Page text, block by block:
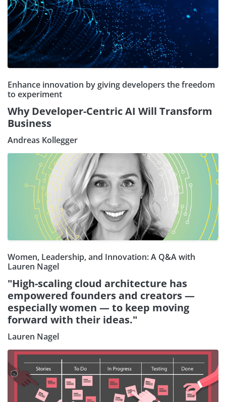
Enhance innovation by giving developers the freedom
to experiment
Why Developer-Centric AI Will Transform
Business
Andreas Kollegger
Women, Leadership, and Innovation: A Q&A with
Lauren Nagel
"High-scaling cloud architecture has
empowered founders and creators —
especially women — to keep moving
forward with their ideas."
Lauren Nagel